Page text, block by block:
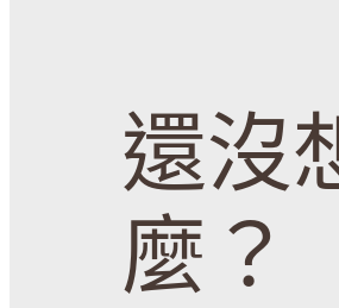
還沒
麼？